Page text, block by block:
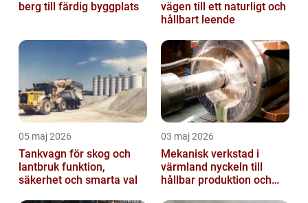
berg till färdig byggplats
vägen till ett naturligt och
hållbart leende
05 maj 2026
Tankvagn för skog och
lantbruk funktion,
säkerhet och smarta val
03 maj 2026
Mekanisk verkstad i
värmland nyckeln till
hållbar produktion och